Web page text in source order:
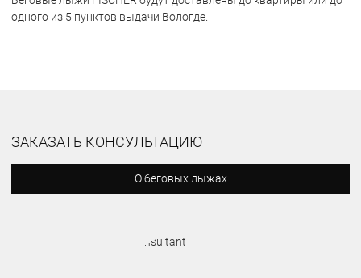
одного из 5 пунктов выдачи Вологде.
ЗАКАЗАТЬ КОНСУЛЬТАЦИЮ
О беговых лыжах